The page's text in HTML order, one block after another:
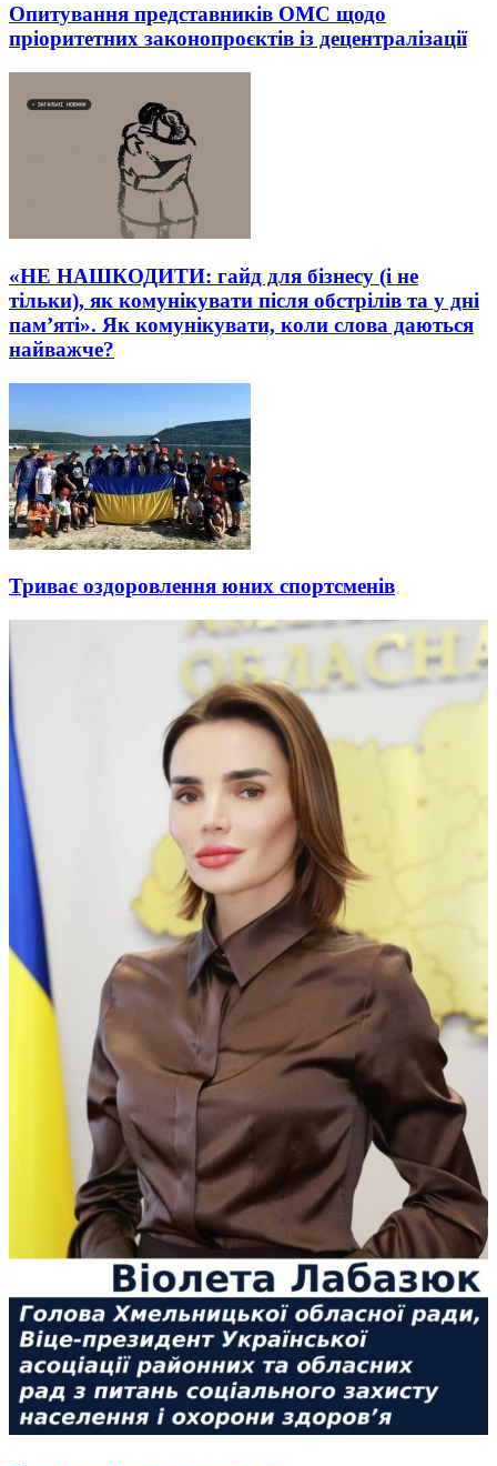
Опитування представників ОМС щодо
пріоритетних законопроєктів із децентралізації
«НЕ НАШКОДИТИ: гайд для бізнесу (і не
тільки), як комунікувати після обстрілів та у дні
пам’яті». Як комунікувати, коли слова даються
найважче?
Триває оздоровлення юних спортсменів